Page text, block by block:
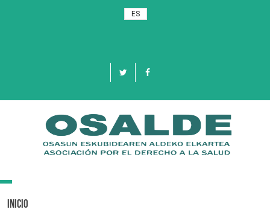
ES
Toggle
Inicio